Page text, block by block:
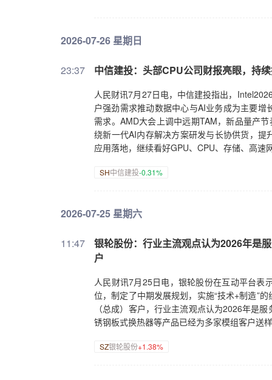
2026-07-26 星期日
23:37 中信建投：头部CPU公司财报亮眼，持
人民财讯7月27日电，中信建投指出，
户强劲需求推动数据中心与AI业务成为主要
需求。AMD大会上调中远期TAM，新品量产
绕新一代AI内存解决方案研发与长协供货，
应用落地，继续看好GPU、CPU、存储、高速
SH中信建投-0.31%
2026-07-25 星期六
11:47
银轮股份：行业主流观点认为2026年是
户
人民财讯7月25日电，银轮股份在互动平台表
位，制定了中期发展规划，实施“技术+制造”
（总成）客户，行业主流观点认为2026年是
锈钢板式换热器等产品已经为多家模组客户送
SZ银轮股份+1.38%